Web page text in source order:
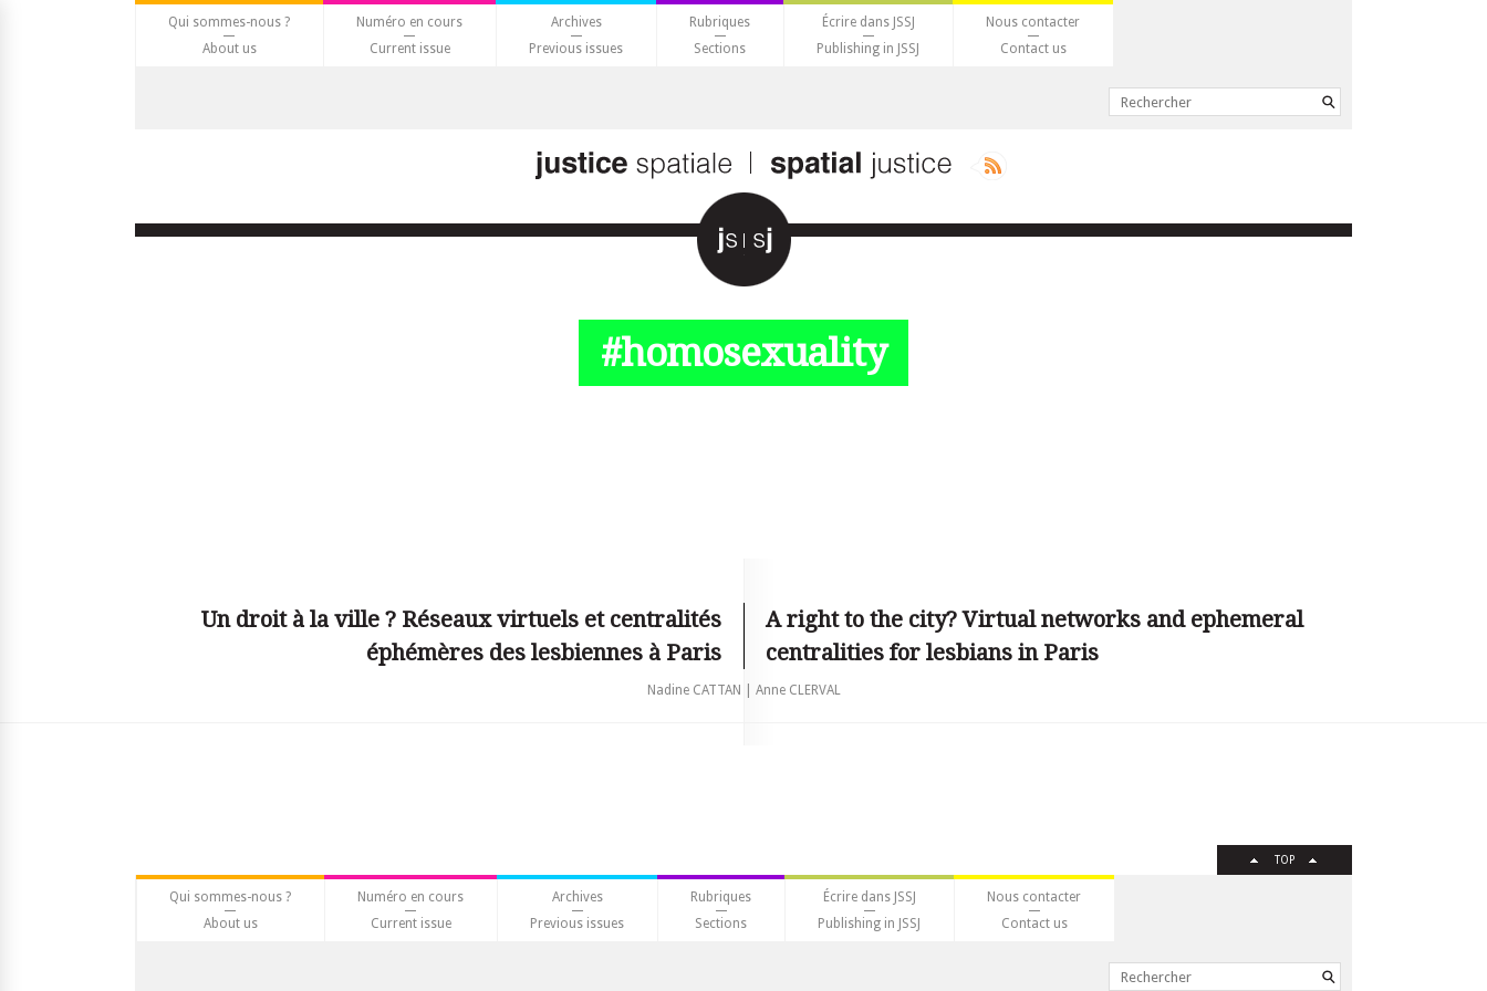
Qui sommes-nous ?
About us
Numéro en cours
Current issue
Archives
Previous issues
Rubriques
Sections
Écrire dans JSSJ
Publishing in JSSJ
Nous contacter
Contact us
#homosexuality
Un droit à la ville ? Réseaux virtuels et centralités
éphémères des lesbiennes à Paris
A right to the city? Virtual networks and ephemeral
centralities for lesbians in Paris
Nadine CATTAN | Anne CLERVAL
TOP
Qui sommes-nous ?
About us
Numéro en cours
Current issue
Archives
Previous issues
Rubriques
Sections
Écrire dans JSSJ
Publishing in JSSJ
Nous contacter
Contact us